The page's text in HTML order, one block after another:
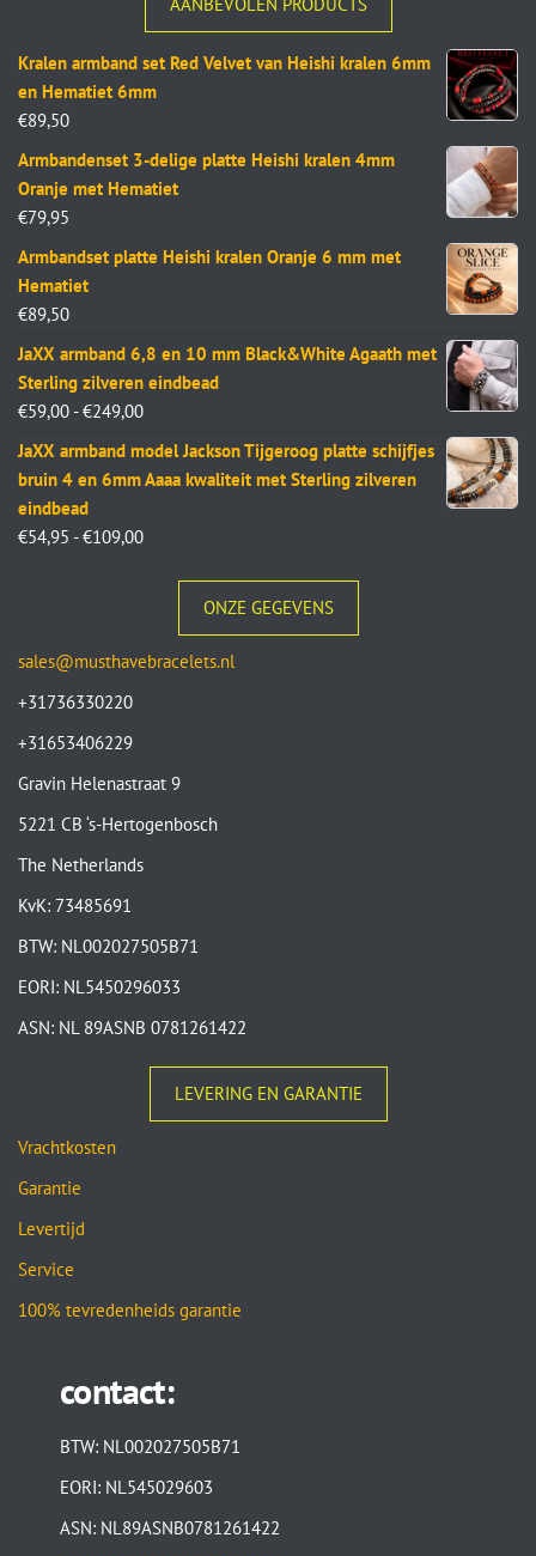
Kralen armband set Red Velvet van Heishi kralen 6mm
en Hematiet 6mm
€89,50
Armbandenset 3-delige platte Heishi kralen 4mm
Oranje met Hematiet
€79,95
Armbandset platte Heishi kralen Oranje 6 mm met
Hematiet
€89,50
JaXX armband 6,8 en 10 mm Black&White Agaath met
Sterling zilveren eindbead
€59,00 - €249,00
JaXX armband model Jackson Tijgeroog platte schijfjes
bruin 4 en 6mm Aaaa kwaliteit met Sterling zilveren
eindbead
€54,95 - €109,00
ONZE GEGEVENS
sales@musthavebracelets.nl
+31736330220
+31653406229
Gravin Helenastraat 9
5221 CB ‘s-Hertogenbosch
The Netherlands
KvK: 73485691
BTW: NL002027505B71
EORI: NL5450296033
ASN: NL 89ASNB 0781261422
LEVERING EN GARANTIE
Vrachtkosten
Garantie
Levertijd
Service
100% tevredenheids garantie
contact:
BTW: NL002027505B71
EORI: NL545029603
ASN: NL89ASNB0781261422